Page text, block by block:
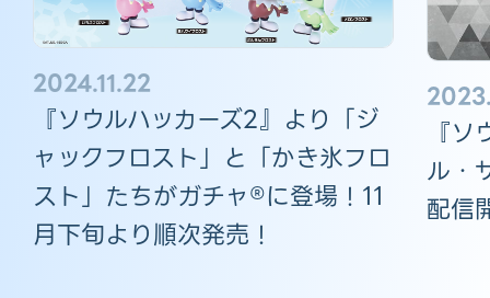
2024.11.22
『ソウルハッカーズ2』より「ジ
ャックフロスト」と「かき氷フロ
スト」たちがガチャ®に登場！11
月下旬より順次発売！
『
ル・
配信